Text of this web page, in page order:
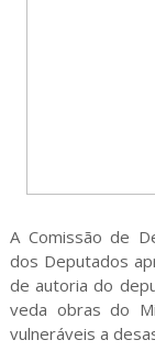
A Comissão de
dos Deputados
de autoria do
veda obras do
vulneráveis a